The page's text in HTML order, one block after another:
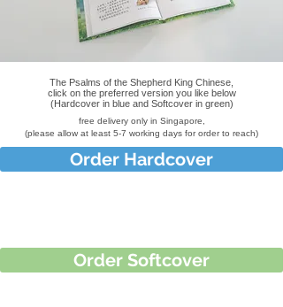
The Psalms of the Shepherd King Chinese,
click on the preferred version you like below
(Hardcover in blue and Softcover in green)
free delivery only in Singapore,
(please allow at least 5-7 working days for order to reach)
Order Hardcover
Order Softcover